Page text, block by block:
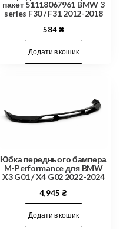
пакет 51118067961 BMW 3
series F30 / F31 2012-2018
584₴
Додати в кошик
Юбка переднього бампера
M-Performance для BMW
X3 G01 / X4 G02 2022-2024
4,945₴
Додати в кошик